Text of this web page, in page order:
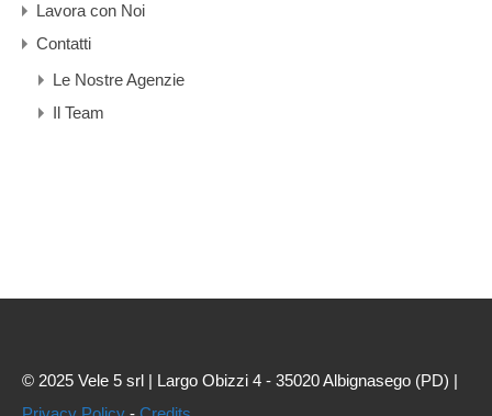
Lavora con Noi
Contatti
Le Nostre Agenzie
Il Team
© 2025 Vele 5 srl | Largo Obizzi 4 - 35020 Albignasego (PD) |